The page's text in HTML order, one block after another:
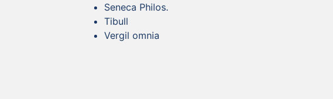
Seneca Philos.
Tibull
Vergil omnia